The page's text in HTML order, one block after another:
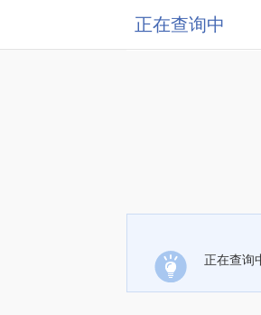
正在查询中
正在查询